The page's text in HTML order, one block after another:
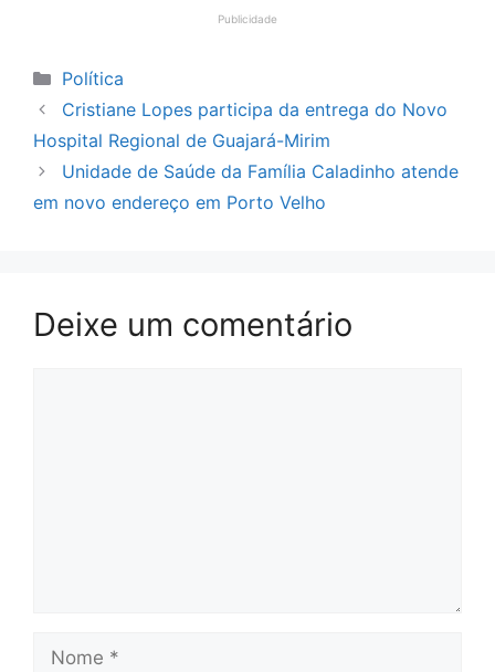
Publicidade
Categorias
Política
Cristiane Lopes participa da entrega do Novo
Hospital Regional de Guajará-Mirim
Unidade de Saúde da Família Caladinho atende
em novo endereço em Porto Velho
Deixe um comentário
Nome